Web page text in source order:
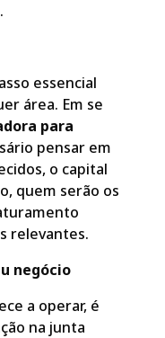
essencial
área. Em se
para
pensar em
o capital
quem serão os
relevantes.
negócio
a operar, é
na junta